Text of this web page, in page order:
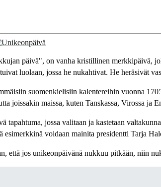
päivä", on vanha kristillinen merkkipäivä,
luolaan, jossa he nukahtivat. He heräsivät
suomenkielisiin kalentereihin vuonna
joissakin maissa, kuten Tanskassa, Virossa ja
tapahtuma, jossa valitaan ja kastetaan
esimerkkinä voidaan mainita presidentti Tarja
jos unikeonpäivänä nukkuu pitkään, niin